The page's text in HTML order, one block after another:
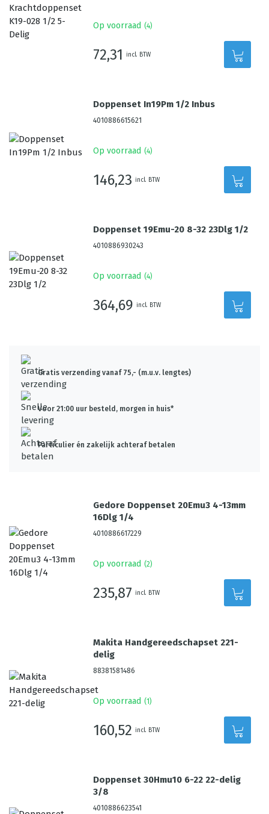
Op voorraad (4)
72,31 incl. BTW
Doppenset In19Pm 1/2 Inbus
4010886615621
Op voorraad (4)
146,23 incl. BTW
Doppenset 19Emu-20 8-32 23Dlg 1/2
4010886930243
Op voorraad (4)
364,69 incl. BTW
Gratis verzending vanaf 75,- (m.u.v. lengtes)
Voor 21:00 uur besteld, morgen in huis*
Particulier én zakelijk achteraf betalen
Gedore Doppenset 20Emu3 4-13mm
16Dlg 1/4
4010886617229
Op voorraad (2)
235,87 incl. BTW
Makita Handgereedschapset 221-
delig
88381581486
Op voorraad (1 )
160,52 incl. BTW
Doppenset 30Hmu10 6-22 22-delig
3/8
4010886623541